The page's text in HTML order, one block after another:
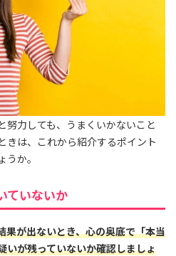
努力しても、うまくいかないこと
きは、これから紹介するポイント
か。
ていないか
果が出ないとき、心の奥底で「本当
いが残っていないか確認しましょ